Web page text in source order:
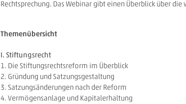
Rechtsprechung. Das Webinar gibt einen Überblick über
Themenübersicht
I. Stiftungsrecht
1. Die Stiftungsrechtsreform im Überblick
2. Gründung und Satzungsgestaltung
3. Satzungsänderungen nach der Reform
4. Vermögensanlage und Kapitalerhaltung